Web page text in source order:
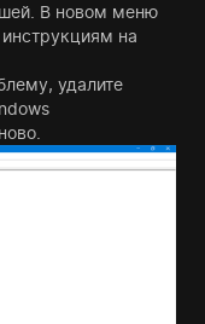
В новом меню
на
удалите